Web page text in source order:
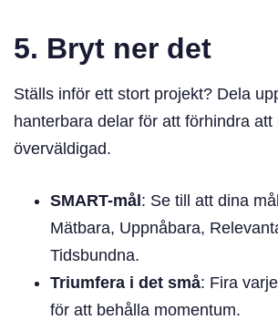
5. Bryt ner det
Ställs inför ett stort projekt? Dela
hanterbara delar för att förhindra att
överväldigad.
SMART-mål: Se till att dina
Mätbara, Uppnåbara,
Tidsbundna.
Triumfera i det små: Fira
för att behålla momentum.